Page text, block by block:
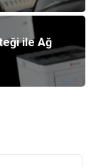
ile Ağ